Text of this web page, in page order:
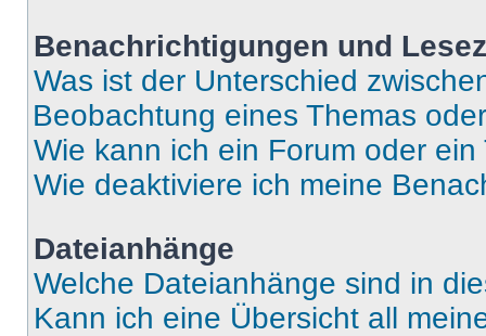
Benachrichtigungen und
Was ist der Unterschied
Beobachtung eines Themas
Wie kann ich ein Forum oder
Wie deaktiviere ich meine
Dateianhänge
Welche Dateianhänge sind in
Kann ich eine Übersicht all